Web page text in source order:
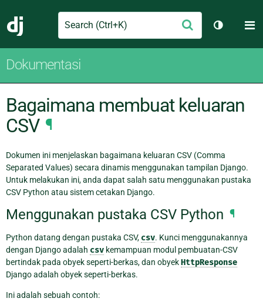
Django
Search Ajukan
Ganti
Dokumentasi
Bagaimana membuat keluaran
CSV ¶
Dokumen ini menjelaskan bagaimana keluaran CSV (Comma
Separated Values) secara dinamis menggunakan tampilan Django.
Untuk melakukan ini, anda dapat salah satu menggunakan pustaka
CSV Python atau sistem cetakan Django.
Menggunakan pustaka CSV Python ¶
Python datang dengan pustaka CSV, csv. Kunci menggunakannya
dengan Django adalah csv kemampuan modul pembuatan-CSV
bertindak pada obyek seperti-berkas, dan obyekHttpResponse
Django adalah obyek seperti-berkas.
Ini adalah sebuah contoh: